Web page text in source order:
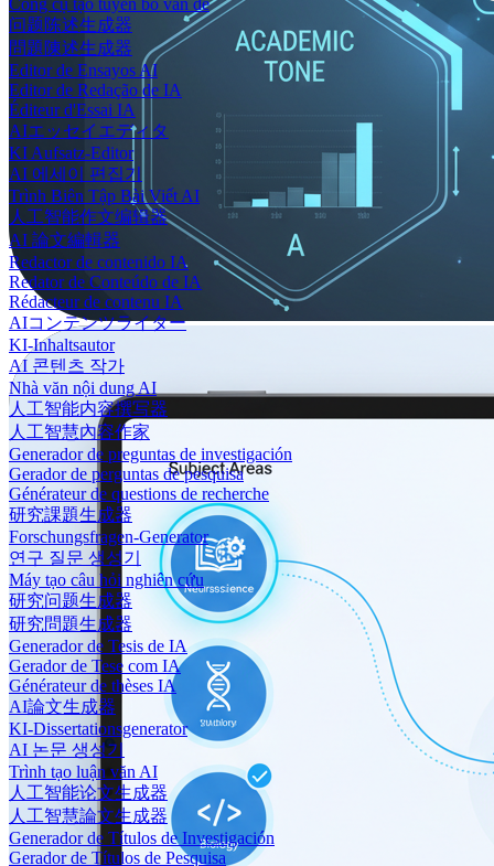
Công cụ tạo tuyên bố vấn đề
问题陈述生成器
問題陳述生成器
Editor de Ensayos AI
Editor de Redação de IA
Éditeur d'Essai IA
AIエッセイエディタ
KI Aufsatz-Editor
AI 에세이 편집기
Trình Biên Tập Bài Viết AI
人工智能作文编辑器
AI 論文編輯器
Redactor de contenido IA
Redator de Conteúdo de IA
Rédacteur de contenu IA
AIコンテンツライター
KI-Inhaltsautor
AI 콘텐츠 작가
Nhà văn nội dung AI
人工智能内容撰写器
人工智慧內容作家
Generador de preguntas de investigación
Gerador de perguntas de pesquisa
Générateur de questions de recherche
研究課題生成器
Forschungsfragen-Generator
연구 질문 생성기
Máy tạo câu hỏi nghiên cứu
研究问题生成器
研究問題生成器
Generador de Tesis de IA
Gerador de Tese com IA
Générateur de thèses IA
AI論文生成器
KI-Dissertationsgenerator
AI 논문 생성기
Trình tạo luận văn AI
人工智能论文生成器
人工智慧論文生成器
Generador de Títulos de Investigación
Gerador de Títulos de Pesquisa